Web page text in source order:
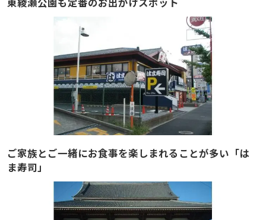
ご家族とご一緒にお食事を楽しまれることが多い「は
ま寿司」